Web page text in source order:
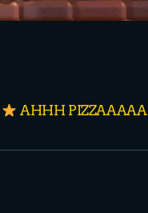
AHHH PIZZAAAAA